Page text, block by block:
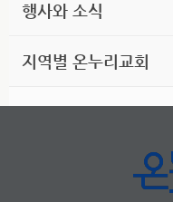
행사와 소식
지역별 온누리교회